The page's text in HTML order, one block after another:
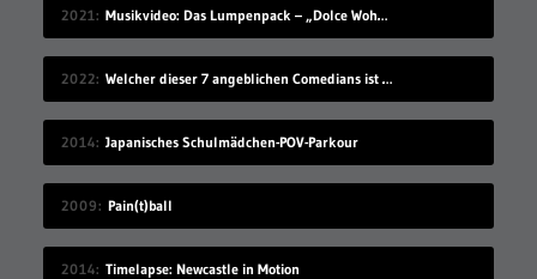
2021 Musikvideo: Das Lumpenpack – „Dolce Wohnen“
2022 Welcher dieser 7 angeblichen Comedians ist gar keiner?
2014 Japanisches Schulmädchen-POV-Parkour
2009 Pain(t)ball
2014 Timelapse: Newcastle in Motion